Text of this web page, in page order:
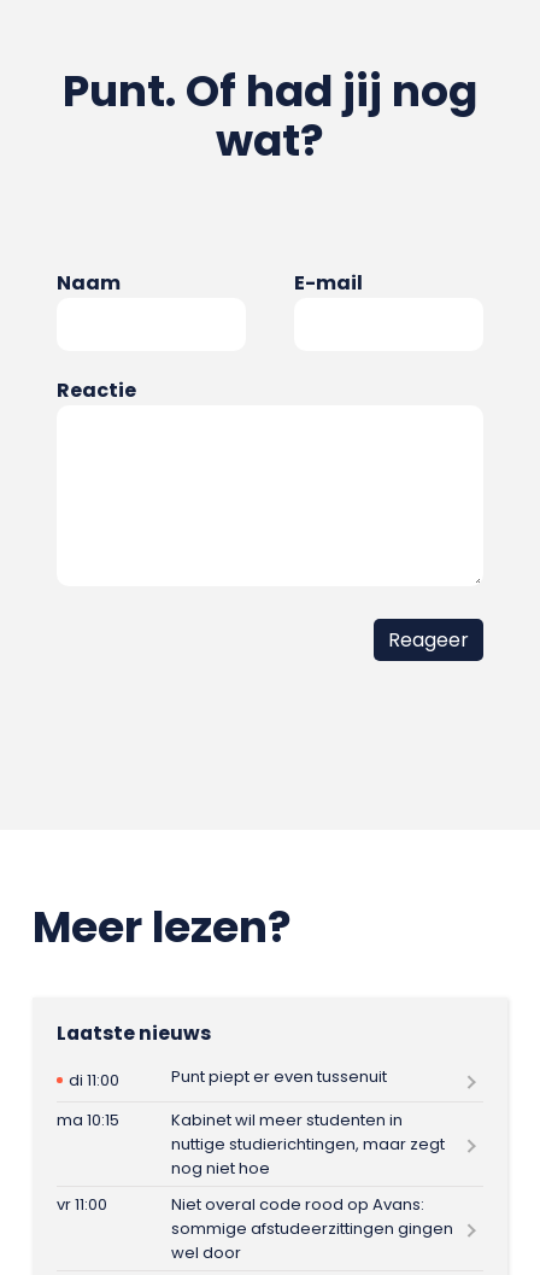
Punt. Of had jij nog
wat?
Naam E-mail
Reactie
Meer lezen?
Laatste nieuws
di 11:00
Punt piept er even tussenuit
ma 10:15
Kabinet wil meer studenten in
nuttige studierichtingen, maar zegt
nog niet hoe
vr 11:00
Niet overal code rood op Avans:
sommige afstudeerzittingen gingen
wel door